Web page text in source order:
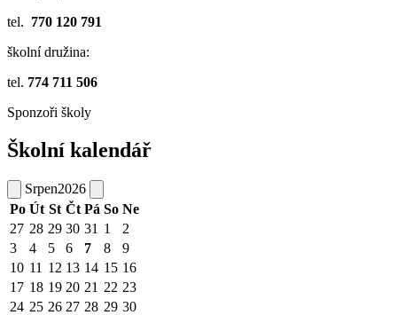
tel. 770 120 791
školní družina:
tel. 774 711 506
Sponzoři školy
Školní kalendář
Srpen2026
Po Út St Čt Pá So Ne
27 28 29 30 31 1
2
3
4 5 6 7 8
9
10 11 12 13 14 15 16
17 18 19 20 21 22 23
24 25 26 27 28 29 30